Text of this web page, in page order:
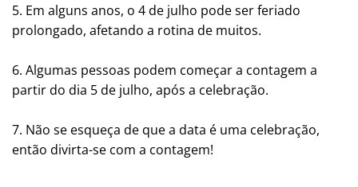
5. Em alguns anos, o 4 de julho pode ser feriado
prolongado, afetando a rotina de muitos.
6. Algumas pessoas podem começar a contagem a
partir do dia 5 de julho, após a celebração.
7. Não se esqueça de que a data é uma celebração,
então divirta-se com a contagem!